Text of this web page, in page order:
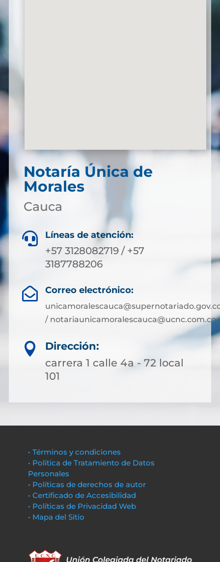
Notaría Única de
Morales
Cauca
 Líneas de atención:
+57 3128082719 / +57
3187788206
 Correo electrónico:
/ notariaunicamoralescauca@ucnc.com.co

Dirección:
carrera 1 calle 4a - 72 local
101
• Términos y condiciones
• Política de Tratamiento de Datos
Personales
• Políticas de derechos de autor
• Certificado de Accesibilidad
• Políticas de Privacidad Web
• Mapa del Sitio